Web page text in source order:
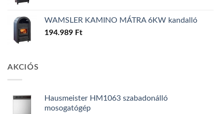
WAMSLER KAMINO MÁTRA 6KW kandalló
194.989 Ft
AKCIÓS
Hausmeister HM1063 szabadonálló
mosogatógép